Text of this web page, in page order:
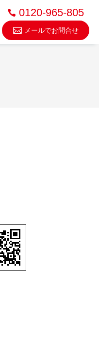
0120-965-805
メールでお問合せ